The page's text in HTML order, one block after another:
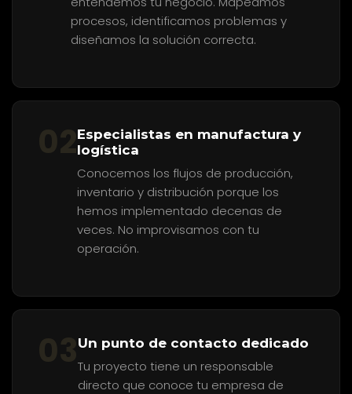
procesos, identificamos problemas y
diseñamos la solución correcta.
02Especialistas en manufactura y
logística
Conocemos los flujos de producción,
inventario y distribución porque los
hemos implementado decenas de
veces. No improvisamos con tu
operación.
03 Un punto de contacto dedicado
Tu proyecto tiene un responsable
directo que conoce tu empresa de